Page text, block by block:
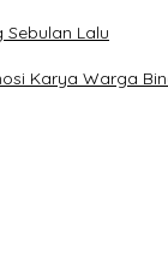
Lalu
Karya Warga